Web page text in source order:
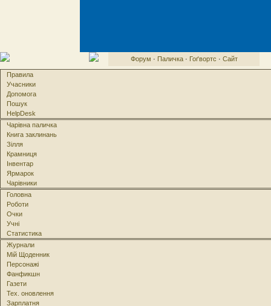
Форум · Паличка· Гоґвортс · Сайт
Правила
Учасники
Допомога
Пошук
HelpDesk
Чарівна паличка
Книга заклинань
Зілля
Крамниця
Інвентар
Ярмарок
Чарівники
Головна
Роботи
Очки
Учні
Статистика
Журнали
Мій Щоденник
Персонажі
Фанфикшн
Газети
Тех. оновлення
Зарплатня